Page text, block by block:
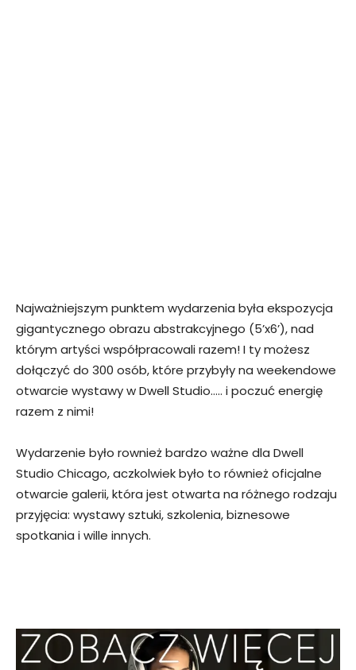
Najważniejszym punktem wydarzenia była ekspozycja
gigantycznego obrazu abstrakcyjnego (5’x6’), nad
którym artyści współpracowali razem! I ty możesz
dołączyć do 300 osób, które przybyły na weekendowe
otwarcie wystawy w Dwell Studio….. i poczuć energię
razem z nimi!
Wydarzenie było rownież bardzo ważne dla Dwell
Studio Chicago, aczkolwiek było to również oficjalne
otwarcie galerii, która jest otwarta na różnego rodzaju
przyjęcia: wystawy sztuki, szkolenia, biznesowe
spotkania i wille innych.